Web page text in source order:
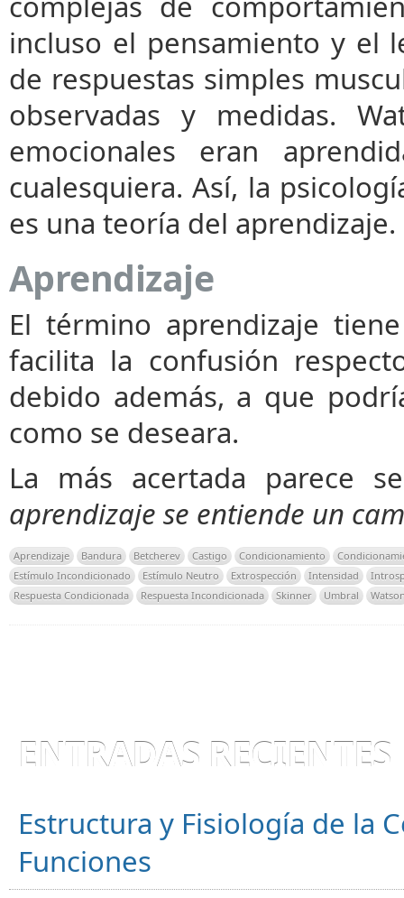
incluso el pensamiento y el
de respuestas simples
observadas y medidas.
emocionales eran
cualesquiera. Así, la
es una teoría del aprendizaje.
Aprendizaje
El término aprendizaje
facilita la confusión
debido además, a que
como se deseara.
La más acertada parece
aprendizaje se entiende un
Aprendizaje Bandura Betcherev Castigo Condicionamiento
Estímulo Incondicionado
Estímulo Neutro Extrospección Intensidad
Respuesta Condicionada
Respuesta Incondicionada Skinner Umbral
ENTRADAS RECIENTES
Estructura y Fisiología de la
Funciones